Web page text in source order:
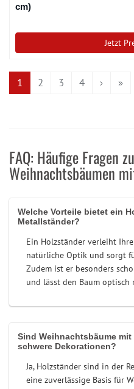
cm)
Jetzt
1 2 3 4 › »
FAQ: Häufige Fragen
Weihnachtsbäumen
Welche Vorteile bietet ein
Metallständer?
Ein Holzständer verleiht
natürliche Optik und sorgt
Zudem ist er besonders
und lässt den Baum optisch
Sind Weihnachtsbäume
schwere Dekorationen?
Ja, Holzständer sind in der
eine zuverlässige Basis für